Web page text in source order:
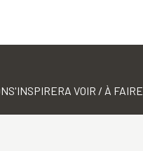
S'INSPIRERA VOIR / À FAIRE